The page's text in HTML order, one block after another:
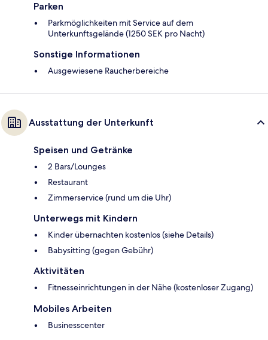
Parken
Parkmöglichkeiten mit Service auf dem
Unterkunftsgelände (1250 SEK pro Nacht)
Sonstige Informationen
Ausgewiesene Raucherbereiche
Ausstattung der Unterkunft
Speisen und Getränke
2 Bars/Lounges
Restaurant
Zimmerservice (rund um die Uhr)
Unterwegs mit Kindern
Kinder übernachten kostenlos (siehe Details)
Babysitting (gegen Gebühr)
Aktivitäten
Fitnesseinrichtungen in der Nähe (kostenloser Zugang)
Mobiles Arbeiten
Businesscenter